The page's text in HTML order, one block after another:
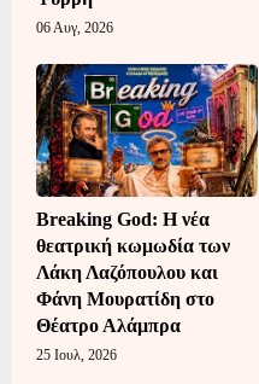
06 Αυγ, 2026
Breaking God: Η νέα
θεατρική κωμωδία των
Λάκη Λαζόπουλου και
Φάνη Μουρατίδη στο
Θέατρο Αλάμπρα
25 Ιουλ, 2026